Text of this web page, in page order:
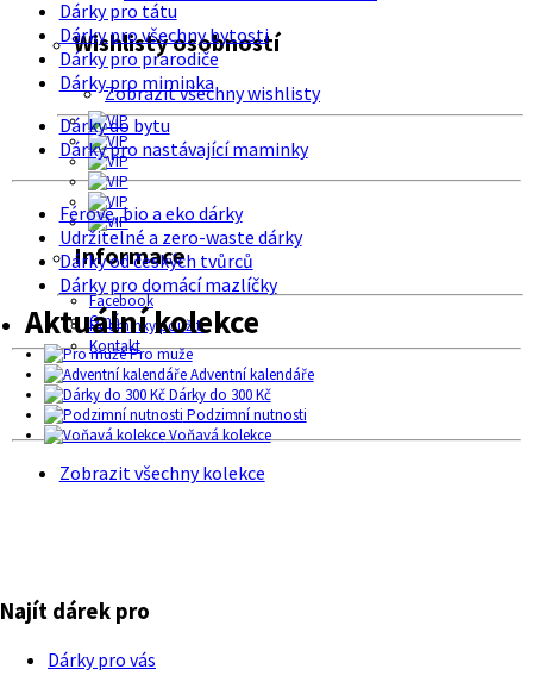
Wishlisty osobností
Zobrazit všechny wishlisty
Informace
Facebook
O nás
Podmínky použití
Kontakt
Dárky pro tátu
Dárky pro všechny bytosti
Dárky pro prarodiče
Dárky pro miminka
Dárky do bytu
Dárky pro nastávající maminky
Férové, bio a eko dárky
Udržitelné a zero-waste dárky
Dárky od českých tvůrců
Dárky pro domácí mazlíčky
Aktuální kolekce
Pro muže
Adventní kalendáře
Dárky do 300 Kč
Podzimní nutnosti
Voňavá kolekce
Zobrazit všechny kolekce
Najít dárek pro
Dárky pro vás